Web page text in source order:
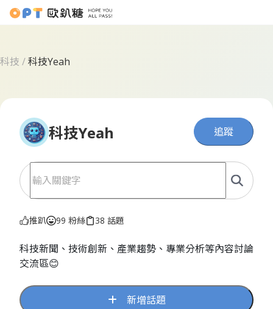
科技 /科技Yeah
科技Yeah 追蹤
推趴 99 粉絲 38 話題
科技新聞、技術創新、產業趨勢、專業分析等內容討論
交流區😊
新增話題